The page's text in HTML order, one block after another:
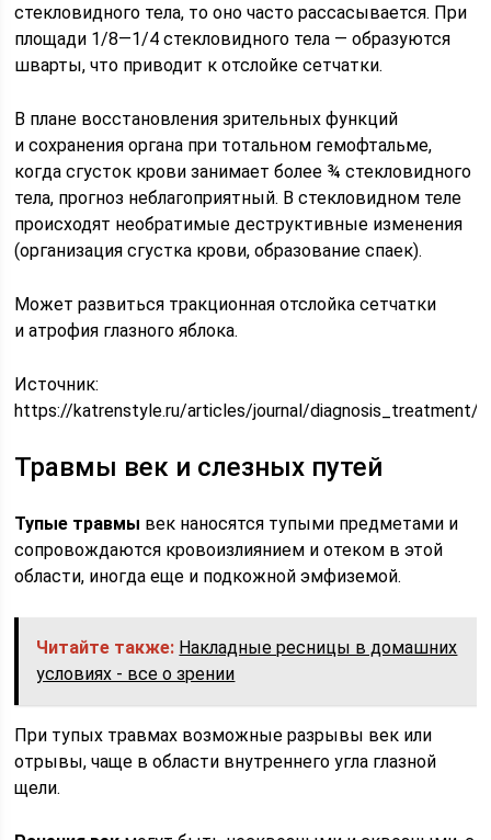
стекловидного тела, то оно часто рассасывается. При
площади 1/8—1/4 стекловидного тела — образуются
шварты, что приводит к отслойке сетчатки.
В плане восстановления зрительных функций
и сохранения органа при тотальном гемофтальме,
когда сгусток крови занимает более ¾ стекловидного
тела, прогноз неблагоприятный. В стекловидном теле
происходят необратимые деструктивные изменения
(организация сгустка крови, образование спаек).
Может развиться тракционная отслойка сетчатки
и атрофия глазного яблока.
Источник:
https://katrenstyle.ru/articles/journal/diagnosis_treatment/
Травмы век и слезных путей
Тупые травмы век наносятся тупыми предметами и
сопровождаются кровоизлиянием и отеком в этой
области, иногда еще и подкожной эмфиземой.
Читайте также: Накладные ресницы в домашних
условиях - все о зрении
При тупых травмах возможные разрывы век или
отрывы, чаще в области внутреннего угла глазной
щели.